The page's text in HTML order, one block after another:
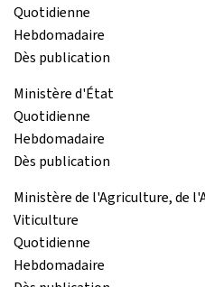
Quotidienne
Hebdomadaire
Dès publication
Ministère d'État
Quotidienne
Hebdomadaire
Dès publication
Ministère de l'Agriculture, de
Viticulture
Quotidienne
Hebdomadaire